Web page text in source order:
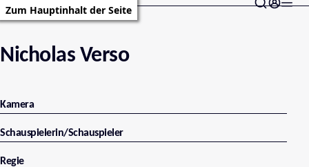
Zum Hauptinhalt der Seite
Nicholas Verso
Kamera
Schauspielerin/Schauspieler
Regie